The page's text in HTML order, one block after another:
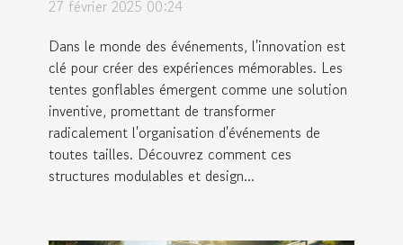
27 février 2025 00:24
Dans le monde des événements, l'innovation est
clé pour créer des expériences mémorables. Les
tentes gonflables émergent comme une solution
inventive, promettant de transformer
radicalement l'organisation d'événements de
toutes tailles. Découvrez comment ces
structures modulables et design...